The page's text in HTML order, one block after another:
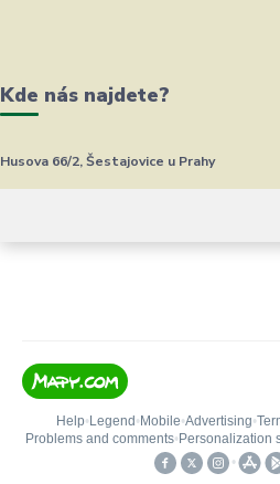
Kde nás najdete?
Husova 66/2, Šestajovice u Prahy